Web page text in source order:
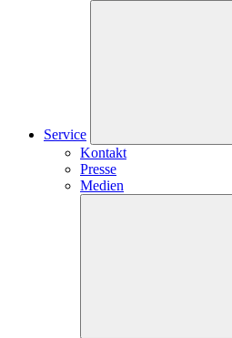
Service
Kontakt
Presse
Medien